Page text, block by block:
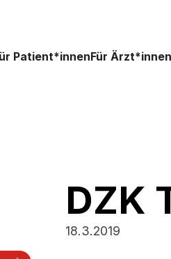
Patient*innenFür Ärzt*innen
DZK
18.3.2019